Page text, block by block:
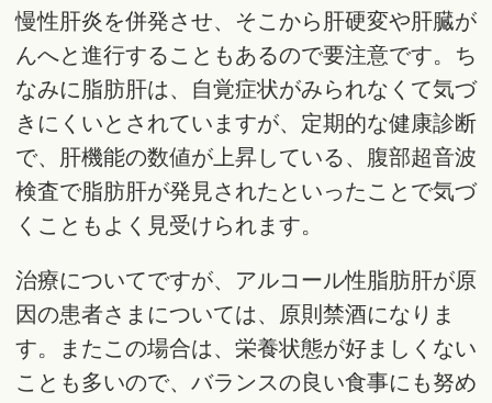
慢性肝炎を併発させ、そこから肝硬変や肝臓が
んへと進行することもあるので要注意です。ち
なみに脂肪肝は、自覚症状がみられなくて気づ
きにくいとされていますが、定期的な健康診断
で、肝機能の数値が上昇している、腹部超音波
検査で脂肪肝が発見されたといったことで気づ
くこともよく見受けられます。
治療についてですが、アルコール性脂肪肝が原
因の患者さまについては、原則禁酒になりま
す。またこの場合は、栄養状態が好ましくない
ことも多いので、バランスの良い食事にも努め